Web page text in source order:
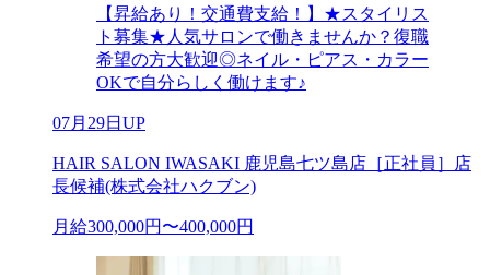
【昇給あり！交通費支給！】★スタイリス
ト募集★人気サロンで働きませんか？復職
希望の方大歓迎◎ネイル・ピアス・カラー
OKで自分らしく働けます♪
07月29日UP
HAIR SALON IWASAKI 鹿児島七ツ島店［正社員］店
長候補(株式会社ハクブン)
月給300,000円〜400,000円